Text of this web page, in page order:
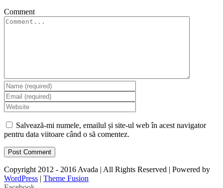
Comment
Salvează-mi numele, emailul și site-ul web în acest navigator
pentru data viitoare când o să comentez.
Copyright 2012 - 2016 Avada | All Rights Reserved | Powered by
WordPress | Theme Fusion